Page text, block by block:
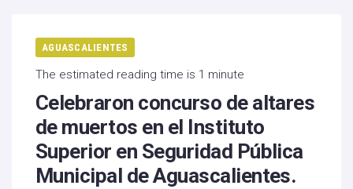
AGUASCALIENTES
The estimated reading time is 1 minute
Celebraron concurso de altares
de muertos en el Instituto
Superior en Seguridad Pública
Municipal de Aguascalientes.